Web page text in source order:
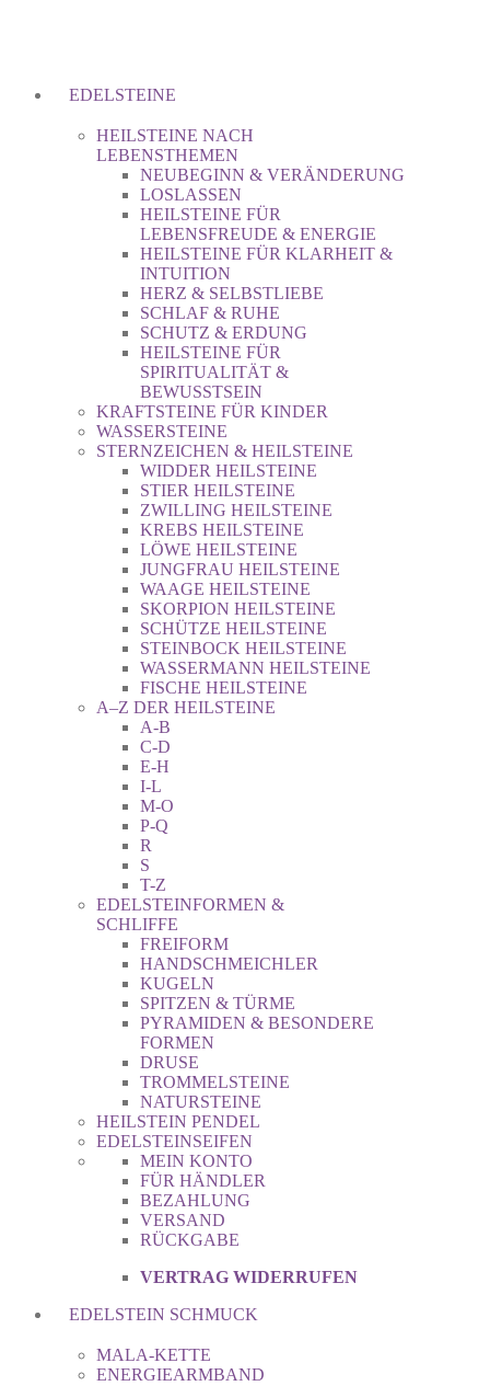
EDELSTEINE
HEILSTEINE NACH
LEBENSTHEMEN
NEUBEGINN & VERÄNDERUNG
LOSLASSEN
HEILSTEINE FÜR
LEBENSFREUDE & ENERGIE
HEILSTEINE FÜR KLARHEIT &
INTUITION
HERZ & SELBSTLIEBE
SCHLAF & RUHE
SCHUTZ & ERDUNG
HEILSTEINE FÜR
SPIRITUALITÄT &
BEWUSSTSEIN
KRAFTSTEINE FÜR KINDER
WASSERSTEINE
STERNZEICHEN & HEILSTEINE
WIDDER HEILSTEINE
STIER HEILSTEINE
ZWILLING HEILSTEINE
KREBS HEILSTEINE
LÖWE HEILSTEINE
JUNGFRAU HEILSTEINE
WAAGE HEILSTEINE
SKORPION HEILSTEINE
SCHÜTZE HEILSTEINE
STEINBOCK HEILSTEINE
WASSERMANN HEILSTEINE
FISCHE HEILSTEINE
A–Z DER HEILSTEINE
A-B
C-D
E-H
I-L
M-O
P-Q
R
S
T-Z
EDELSTEINFORMEN &
SCHLIFFE
FREIFORM
HANDSCHMEICHLER
KUGELN
SPITZEN & TÜRME
PYRAMIDEN & BESONDERE
FORMEN
DRUSE
TROMMELSTEINE
NATURSTEINE
HEILSTEIN PENDEL
EDELSTEINSEIFEN
MEIN KONTO
FÜR HÄNDLER
BEZAHLUNG
VERSAND
RÜCKGABE
VERTRAG WIDERRUFEN
EDELSTEIN SCHMUCK
MALA-KETTE
ENERGIEARMBAND